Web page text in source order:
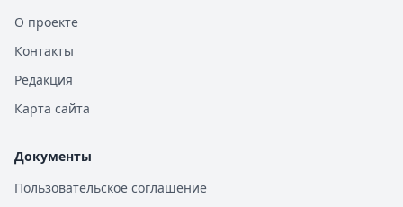
О проекте
Контакты
Редакция
Карта сайта
Документы
Пользовательское соглашение